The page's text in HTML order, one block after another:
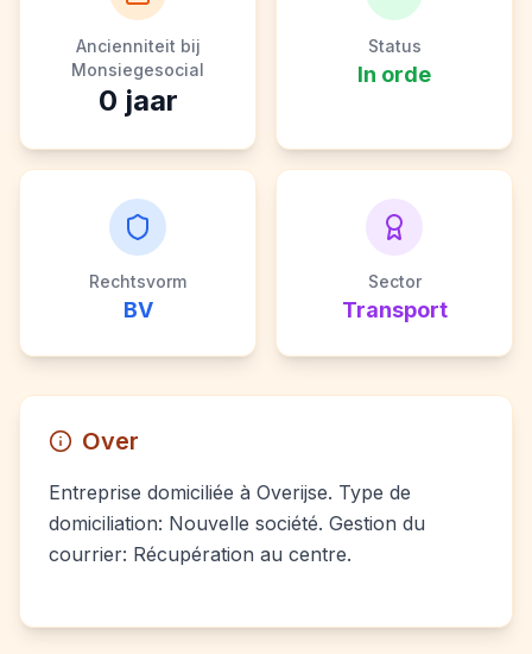
Ancienniteit bij
Monsiegesocial
0 jaar
Status
In orde
Rechtsvorm
BV
Sector
Transport
Over
Entreprise domiciliée à Overijse. Type de
domiciliation: Nouvelle société. Gestion du
courrier: Récupération au centre.